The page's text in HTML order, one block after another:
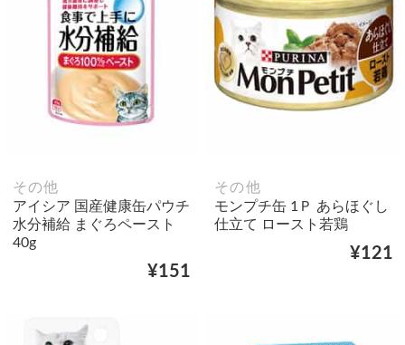
その他
アイシア 国産健康缶パウチ
水分補給 まぐろペースト
40g
¥151
その他
モンプチ缶 1Ｐ あらほぐし
仕立て ロースト若鶏
¥121